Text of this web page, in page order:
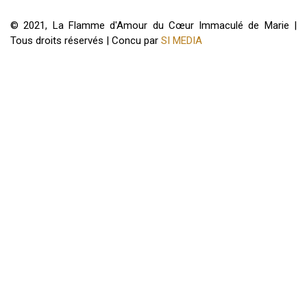
© 2021, La Flamme d'Amour du Cœur Immaculé de Marie |
Tous droits réservés | Concu par SI MEDIA